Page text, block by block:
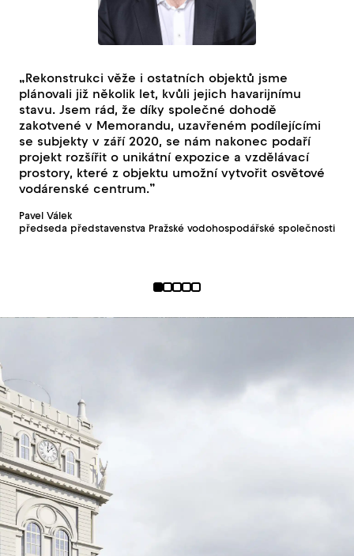
„Rekonstrukci věže i ostatních objektů jsme
plánovali již několik let, kvůli jejich havarijnímu
stavu. Jsem rád, že díky společné dohodě
zakotvené v Memorandu, uzavřeném podílejícími
se subjekty v září 2020, se nám nakonec podaří
projekt rozšířit o unikátní expozice a vzdělávací
prostory, které z objektu umožní vytvořit osvětové
vodárenské centrum.”
Pavel Válek
předseda představenstva Pražské vodohospodářské společnosti
Kontakt na
vedení stavby
Napište nám na info@hydropolis.cz,
a my vám co nejrychleji odpovíme.